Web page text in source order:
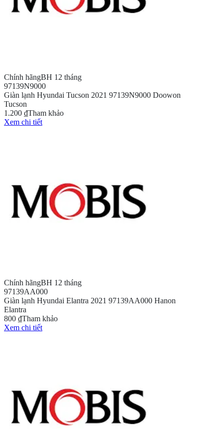
Chính hãngBH 12 tháng
97139N9000
Giàn lạnh Hyundai Tucson 2021 97139N9000 Doowon
Tucson
1.200 ₫Tham khảo
Xem chi tiết
Chính hãngBH 12 tháng
97139AA000
Giàn lạnh Hyundai Elantra 2021 97139AA000 Hanon
Elantra
800 ₫Tham khảo
Xem chi tiết